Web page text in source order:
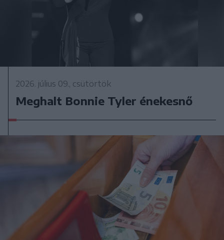
2026. július 09., csütörtök
Meghalt Bonnie Tyler énekesnő